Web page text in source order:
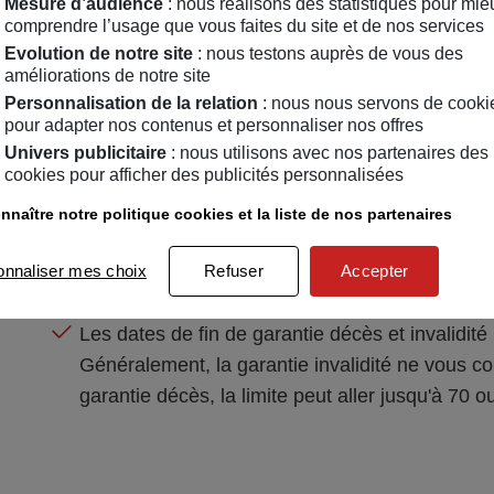
Cela dépend de votre assureur : certains
jusqu’à 70 ans, alors que d’autres peuvent
Cela dépend du type de contrat : les contrats
limite d'âge. A l’inverse, en optant pour le
d’uneassurance temporaire décès, l’âge
Il faut faire preuve de vigilance surles fins de
Même en respectant l’âge maximum de
indiqué dans le contrat souscrit auprès de
garantie décèset lagarantie
Les dates de fin de garantie décès et
Généralement, la garantie invalidité ne vous
garantie décès, la limite peut aller jusqu'à 70
comprendre l’usage que vous faites du site et de nos services
Evolution de notre site : nous testons auprès de vous des
améliorations de notre site
Personnalisation de la relation : nous nous servons de
pour adapter nos contenus et personnaliser nos offres
Univers publicitaire : nous utilisons avec nos partenaires des
cookies pour afficher des publicités personnalisées
notre politique cookies et la liste de nos partenaires
mes choix Refuser Accepter